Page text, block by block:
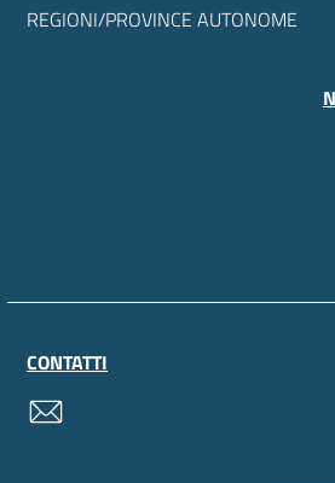
REGIONI/PROVINCE AUTONOME
CONTATTI